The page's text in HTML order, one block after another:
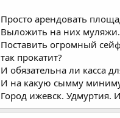
Просто арендовать
Выложить на них муляжи.
Поставить огромный
так прокатит?
И обязательна ли касса
И на какую сымму
Город ижевск. Удмуртия.